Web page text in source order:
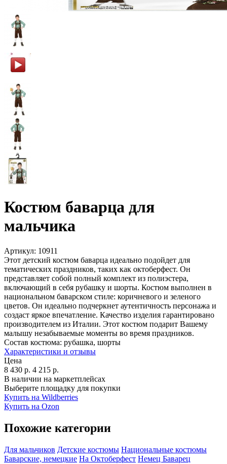
Костюм баварца для
мальчика
Артикул: 10911
Этот детский костюм баварца идеально подойдет для
тематических праздников, таких как октоберфест. Он
представляет собой полный комплект из полиэстера,
включающий в себя рубашку и шорты. Костюм выполнен в
национальном баварском стиле: коричневого и зеленого
цветов. Он идеально подчеркнет аутентичность персонажа и
создаст яркое впечатление. Качество изделия гарантировано
производителем из Италии. Этот костюм подарит Вашему
малышу незабываемые моменты во время праздников.
Состав костюма: рубашка, шорты
Характеристики и отзывы
Цена
8 430 р. 4 215 р.
В наличии на маркетплейсах
Выберите площадку для покупки
Купить на Wildberries
Купить на Ozon
Похожие категории
Для мальчиков Детские костюмы Национальные костюмы
Баварские, немецкие На Октоберфест Немец Баварец